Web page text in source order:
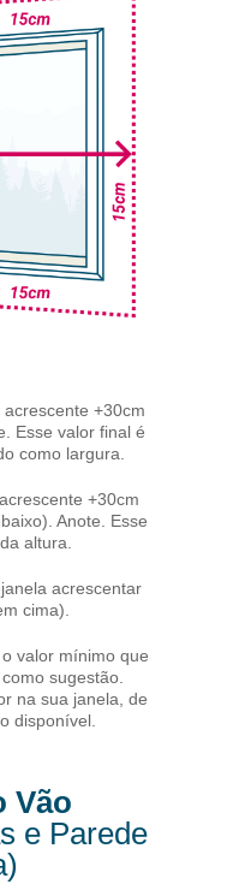
+30cm
Esse valor final é
como largura.
+30cm
Anote. Esse
altura.
acrescentar
cima).
valor mínimo que
sugestão.
na sua janela, de
disponível.
Vão
e Parede